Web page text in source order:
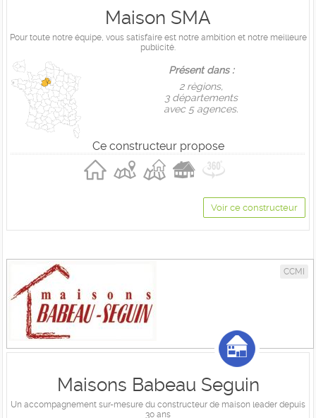
Maison SMA
Pour toute notre équipe, vous satisfaire est notre ambition et notre meilleure
publicité.
Présent dans :
2 règions,
3 départements
avec 5 agences.
Ce constructeur propose
Voir ce constructeur
CCMI
Maisons Babeau Seguin
Un accompagnement sur-mesure du constructeur de maison leader depuis
30 ans